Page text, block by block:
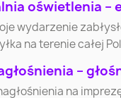
Bielsko-
Płock
oświetlenia –
wydarzenie
na terenie całej
–
na